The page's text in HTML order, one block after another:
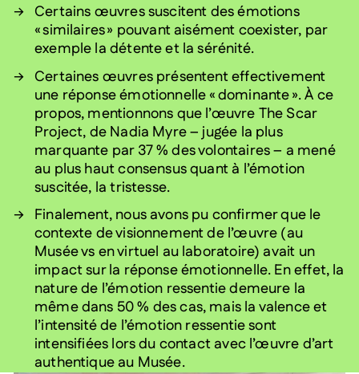
Certains œuvres suscitent des émotions
« similaires » pouvant aisément coexister, par
exemple la détente et la sérénité.
Certaines œuvres présentent effectivement
une réponse émotionnelle « dominante ». À ce
propos, mentionnons que l’œuvre The Scar
Project, de Nadia Myre – jugée la plus
marquante par 37 % des volontaires – a mené
au plus haut consensus quant à l’émotion
suscitée, la tristesse.
Finalement, nous avons pu confirmer que le
contexte de visionnement de l’œuvre (au
Musée vs en virtuel au laboratoire) avait un
impact sur la réponse émotionnelle. En effet, la
nature de l’émotion ressentie demeure la
même dans 50 % des cas, mais la valence et
l’intensité de l’émotion ressentie sont
intensifiées lors du contact avec l’œuvre d’art
authentique au Musée.